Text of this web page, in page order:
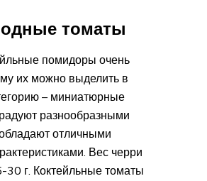
томаты
помидоры очень
их можно выделить в
– миниатюрные
разнообразными
отличными
Вес черри
30 г. Коктейльные томаты